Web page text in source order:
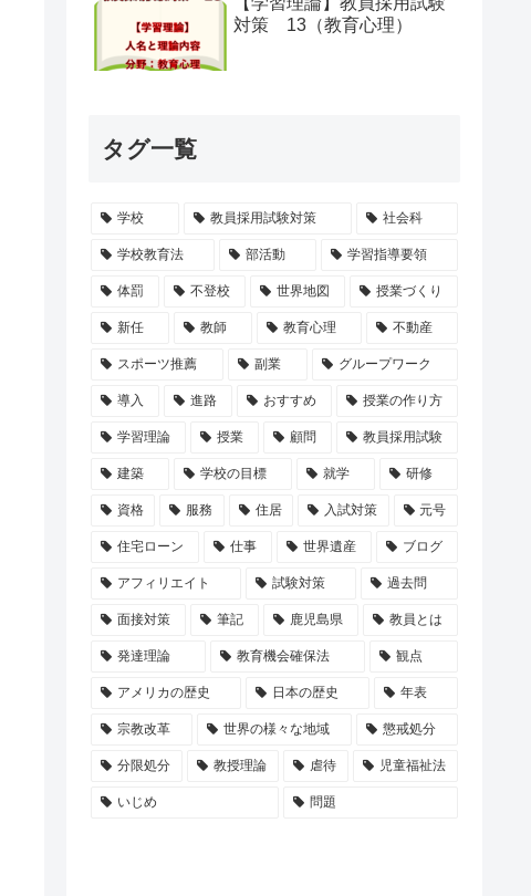
対策 13（教育心理）
タグ一覧
学校 教員採用試験対策 社会科
学校教育法 部活動 学習指導要領
体罰 不登校 世界地図 授業づくり
新任 教師 教育心理 不動産
スポーツ推薦 副業 グループワーク
導入 進路 おすすめ 授業の作り方
学習理論 授業 顧問 教員採用試験
建築 学校の目標 就学 研修
資格 服務 住居 入試対策 元号
住宅ローン 仕事 世界遺産 ブログ
アフィリエイト 試験対策 過去問
面接対策 筆記 鹿児島県 教員とは
発達理論 教育機会確保法 観点
アメリカの歴史 日本の歴史 年表
宗教改革 世界の様々な地域 懲戒処分
分限処分 教授理論 虐待 児童福祉法
いじめ 問題